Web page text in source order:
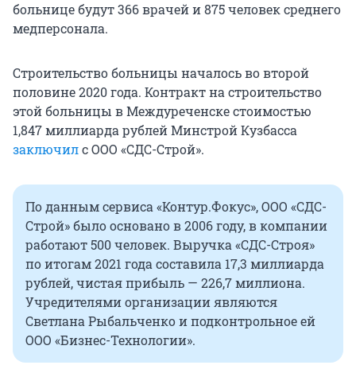
больнице будут 366 врачей и 875 человек среднего
медперсонала.
Строительство больницы началось во второй
половине 2020 года. Контракт на строительство
этой больницы в Междуреченске стоимостью
1,847 миллиарда рублей Минстрой Кузбасса
заключилс ООО «СДС-Строй».
По данным сервиса «Контур.Фокус», ООО «СДС-
Строй» было основано в 2006 году, в компании
работают 500 человек. Выручка «СДС-Строя»
по итогам 2021 года составила 17,3 миллиарда
рублей, чистая прибыль — 226,7 миллиона.
Учредителями организации являются
Светлана Рыбальченко и подконтрольное ей
ООО «Бизнес-Технологии».